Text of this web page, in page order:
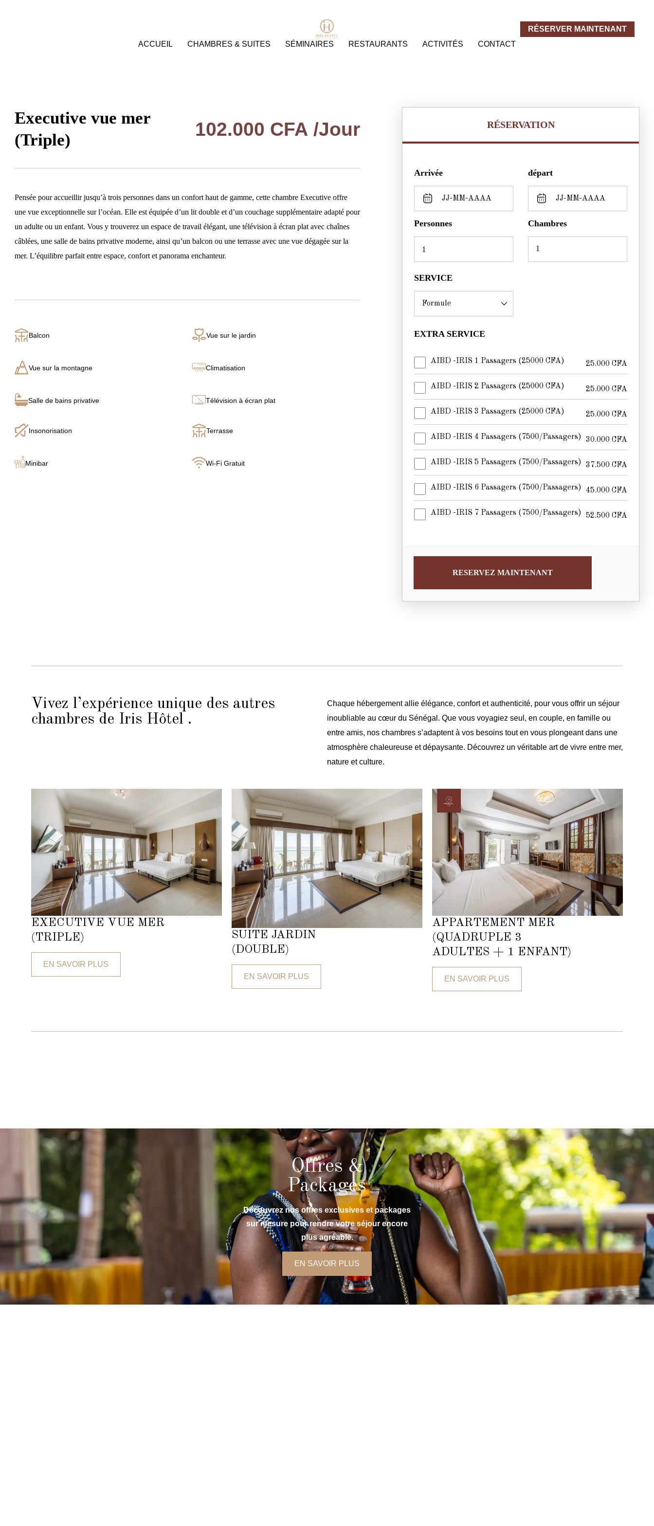
RÉSERVER MAINTENANT
ACCUEIL
CHAMBRES & SUITES SÉMINAIRES RESTAURANTS ACTIVITÉS CONTACT
Executive vue mer
(Triple)
102.000 CFA /Jour
Pensée pour accueillir jusqu’à trois personnes dans un confort haut de gamme, cette chambre Executive offre
une vue exceptionnelle sur l’océan. Elle est équipée d’un lit double et d’un couchage supplémentaire adapté pour
un adulte ou un enfant. Vous y trouverez un espace de travail élégant, une télévision à écran plat avec chaînes
câblées, une salle de bains privative moderne, ainsi qu’un balcon ou une terrasse avec une vue dégagée sur la
mer. L’équilibre parfait entre espace, confort et panorama enchanteur.
Balcon Vue sur le jardin
Vue sur la montagne Climatisation
Salle de bains privative Télévision à écran plat
Insonorisation Terrasse
Minibar Wi-Fi Gratuit
RÉSERVATION
Arrivée départ
Personnes
1
Chambres
SERVICE
EXTRA SERVICE
AIBD -IRIS 1 Passagers (25000 CFA) 25.000 CFA
AIBD -IRIS 2 Passagers (25000 CFA) 25.000 CFA
AIBD -IRIS 3 Passagers (25000 CFA) 25.000 CFA
AIBD -IRIS 4 Passagers (7500/passagers) 30.000 CFA
AIBD -IRIS 5 Passagers (7500/passagers) 37.500 CFA
AIBD -IRIS 6 Passagers (7500/passagers) 45.000 CFA
AIBD -IRIS 7 Passagers (7500/passagers) 52.500 CFA
RESERVEZ MAINTENANT
Vivez l’expérience unique des autres
chambres de Iris Hôtel .
Chaque hébergement allie élégance, confort et authenticité, pour vous offrir un séjour
inoubliable au cœur du Sénégal. Que vous voyagiez seul, en couple, en famille ou
entre amis, nos chambres s’adaptent à vos besoins tout en vous plongeant dans une
atmosphère chaleureuse et dépaysante. Découvrez un véritable art de vivre entre mer,
nature et culture.
EXECUTIVE VUE MER
(TRIPLE)
EN SAVOIR PLUS
SUITE JARDIN
(DOUBLE)
EN SAVOIR PLUS
APPARTEMENT MER
(QUADRUPLE 3
ADULTES + 1 ENFANT)
EN SAVOIR PLUS
Offres &
Packages
Découvrez nos offres exclusives et packages
sur mesure pour rendre votre séjour encore
plus agréable.
EN SAVOIR PLUS